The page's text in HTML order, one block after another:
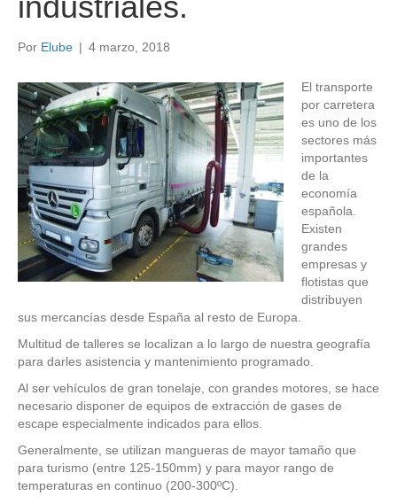
Por Elube | 4 marzo, 2018
El transporte
por carretera
es uno de los
sectores más
importantes
de la
economía
española.
Existen
grandes
empresas y
flotistas que
distribuyen
sus mercancías desde España al resto de Europa.
Multitud de talleres se localizan a lo largo de nuestra geografía
para darles asistencia y mantenimiento programado.
Al ser vehículos de gran tonelaje, con grandes motores, se hace
necesario disponer de equipos de extracción de gases de
escape especialmente indicados para ellos.
Generalmente, se utilizan mangueras de mayor tamaño que
para turismo (entre 125-150mm) y para mayor rango de
temperaturas en continuo (200-300ºC).